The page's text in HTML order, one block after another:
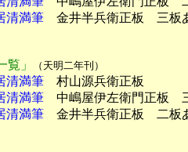
清満筆 金井半兵衛正板　三板
」
（天明二年刊）
清満筆 村山源兵衛正板
清満筆 中嶋屋伊左衛門正板　
清満筆 金井半兵衛正板　二板